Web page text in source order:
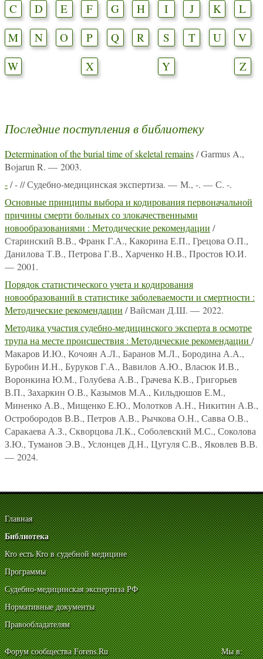
C
D E F G H I J K
L
M
N O P Q R S T U
V
W
X Y Z
Последние поступления в библиотеку
Determination of the burial time of skeletal remains/ Garmus A.,
Bojarun R. — 2003.
-/ - // Судебно-медицинская экспертиза. — М., -. — С. -.
Основные принципы выбора и кодирования первоначальной
причины смерти больных со злокачественными
новообразованиями : Методические рекомендации /
Старинский В.В., Франк Г.А., Какорина Е.П., Грецова О.П.,
Данилова Т.В., Петрова Г.В., Харченко Н.В., Простов Ю.И.
— 2001.
Порядок статистического учета и кодирования
новообразований в статистике заболеваемости и смертности :
Методические рекомендации / Вайсман Д.Ш. — 2022.
Методика участия судебно-медицинского эксперта в осмотре
трупа на месте происшествия : Методические рекомендации /
Макаров И.Ю., Кочоян А.Л., Баранов М.Л., Бородина А.А.,
Буробин И.Н., Буруков Г.А., Вавилов А.Ю., Власюк И.В.,
Воронкина Ю.М., Голубева А.В., Грачева К.В., Григорьев
В.П., Захаркин О.В., Казымов М.А., Кильдюшов Е.М.,
Миненко А.В., Мищенко Е.Ю., Молотков А.Н., Никитин А.В.,
Остробородов В.В., Петров А.В., Рычкова О.Н., Савва О.В.,
Саракаева А.З., Скворцова Л.К., Соболевский М.С., Соколова
З.Ю., Туманов Э.В., Услонцев Д.Н., Цугуля С.В., Яковлев В.В.
— 2024.
Главная
Библиотека
Кто есть Кто в судебной медицине
Программы
Судебно-медицинская экспертиза РФ
Нормативные документы
Правообладателям
Форум сообщества Forens.Ru Мы в: